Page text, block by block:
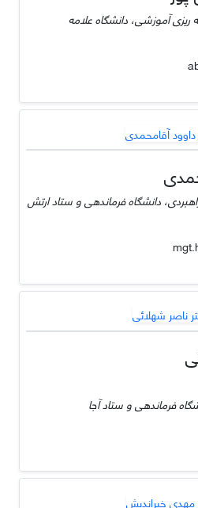
ریزی آموزشی، دانشگاه علامه
دانشگاه فرماندهی و ستاد ارتش
فرماندهی و ستاد آجا